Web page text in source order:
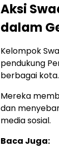
Aksi
dalam
Kelompok
pendukung
berbagai kota.
Mereka
dan
media sosial.
Baca Juga: